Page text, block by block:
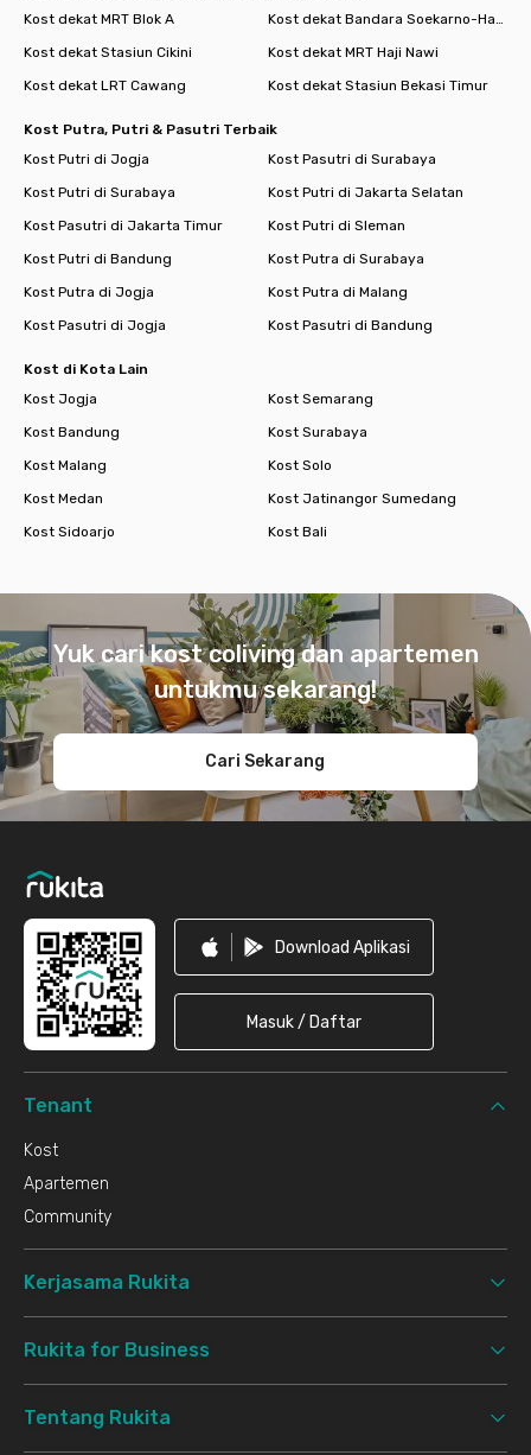
Kost dekat MRT Blok A
Kost dekat Bandara Soekarno-Hatta
Kost dekat Stasiun Cikini
Kost dekat MRT Haji Nawi
Kost dekat LRT Cawang
Kost dekat Stasiun Bekasi Timur
Kost Putra, Putri & Pasutri Terbaik
Kost Putri di Jogja
Kost Pasutri di Surabaya
Kost Putri di Surabaya
Kost Putri di Jakarta Selatan
Kost Pasutri di Jakarta Timur
Kost Putri di Sleman
Kost Putri di Bandung
Kost Putra di Surabaya
Kost Putra di Jogja
Kost Putra di Malang
Kost Pasutri di Jogja
Kost Pasutri di Bandung
Kost di Kota Lain
Kost Jogja
Kost Semarang
Kost Bandung
Kost Surabaya
Kost Malang
Kost Solo
Kost Medan
Kost Jatinangor Sumedang
Kost Sidoarjo
Kost Bali
Yuk cari kost coliving dan apartemen
untukmu sekarang!
Cari Sekarang
Download Aplikasi
Masuk / Daftar
Tenant
Kost
Apartemen
Community
Kerjasama Rukita
Rukita for Business
Tentang Rukita